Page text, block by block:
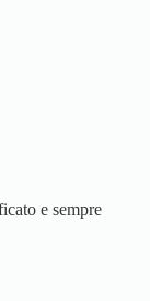
e sempre